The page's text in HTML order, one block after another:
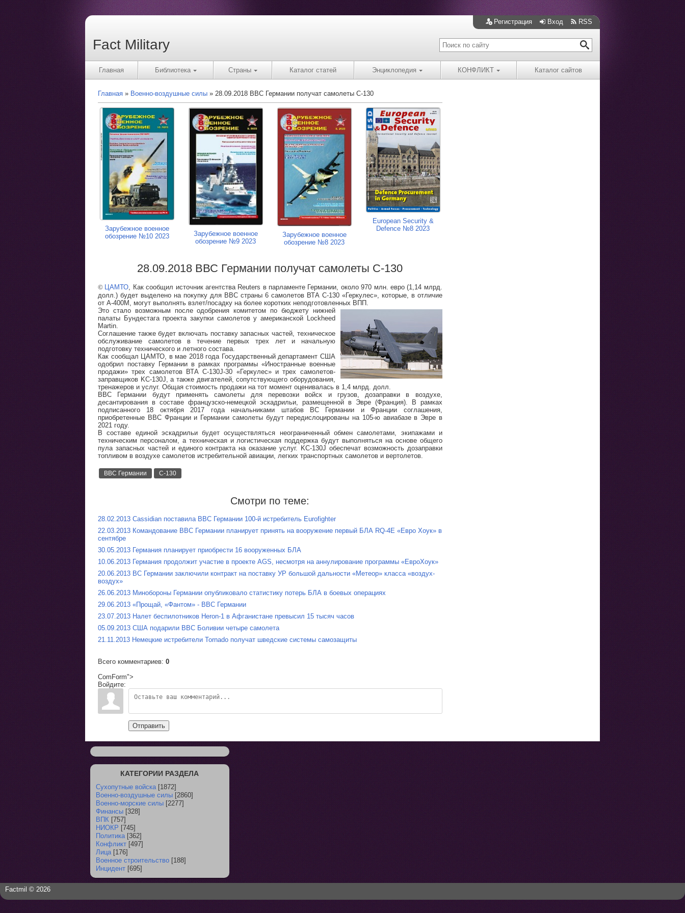
Регистрация Вход RSS
Fact Military
Главная Библиотека Страны Каталог статей Энциклопедия КОНФЛИКТ Каталог сайтов
Главная Военно-воздушные силы 28.09.2018 ВВС Германии получат самолеты C-130
Зарубежное военное
обозрение №10 2023
Зарубежное военное
обозрение №9 2023
Зарубежное военное
обозрение №8 2023
European Security &
Defence №8 2023
28.09.2018 ВВС Германии получат самолеты C-130
© ЦАМТО , Как сообщил источник агентства Reuters в парламенте Германии, около 970 млн. евро (1,14 млрд.
долл.) будет выделено на покупку для ВВС страны 6 самолетов ВТА C-130 «Геркулес», которые, в отличие
от A-400M, могут выполнять взлет/посадку на более коротких неподготовленных ВПП.
Это стало возможным после одобрения комитетом по бюджету нижней
палаты Бундестага проекта закупки самолетов у американской Lockheed
Martin.
Соглашение также будет включать поставку запасных частей, техническое
обслуживание самолетов в течение первых трех лет и начальную
подготовку технического и летного состава.
Как сообщал ЦАМТО, в мае 2018 года Государственный департамент США
одобрил поставку Германии в рамках программы «Иностранные военные
продажи» трех самолетов ВТА C-130J-30 «Геркулес» и трех самолетов-
заправщиков KC-130J, а также двигателей, сопутствующего оборудования,
тренажеров и услуг. Общая стоимость продажи на тот момент оценивалась в 1,4 млрд. долл.
ВВС Германии будут применять самолеты для перевозки войск и грузов, дозаправки в воздухе,
десантирования в составе французско-немецкой эскадрильи, размещенной в Эвре (Франция). В рамках
подписанного 18 октября 2017 года начальниками штабов ВС Германии и Франции соглашения,
приобретенные ВВС Франции и Германии самолеты будут передислоцированы на 105-ю авиабазе в Эвре в
2021 году.
В составе единой эскадрильи будет осуществляться неограниченный обмен самолетами, экипажами и
техническим персоналом, а техническая и логистическая поддержка будут выполняться на основе общего
пула запасных частей и единого контракта на оказание услуг. KC-130J обеспечат возможность дозаправки
топливом в воздухе самолетов истребительной авиации, легких транспортных самолетов и вертолетов.
ВВС Германии C-130
Смотри по теме:
28.02.2013 Cassidian поставила ВВС Германии 100-й истребитель Eurofighter
22.03.2013 Командование ВВС Германии планирует принять на вооружение первый БЛА RQ-4E «Евро Хоук» в
сентябре
30.05.2013 Германия планирует приобрести 16 вооруженных БЛА
10.06.2013 Германия продолжит участие в проекте AGS, несмотря на аннулирование программы «ЕвроХоук»
20.06.2013 ВС Германии заключили контракт на поставку УР большой дальности «Метеор» класса «воздух-
воздух»
26.06.2013 Минобороны Германии опубликовало статистику потерь БЛА в боевых операциях
29.06.2013 «Прощай, «Фантом» - ВВС Германии
23.07.2013 Налет беспилотников Heron-1 в Афганистане превысил 15 тысяч часов
05.09.2013 США подарили ВВС Боливии четыре самолета
21.11.2013 Немецкие истребители Tornado получат шведские системы самозащиты
Всего комментариев: 0
ComForm">
Войдите:
Отправить
КАТЕГОРИИ РАЗДЕЛА
Сухопутные войска [1872]
Военно-воздушные силы [2860]
Военно-морские силы [2277]
Финансы [328]
ВПК [757]
НИОКР [745]
Политика [362]
Конфликт [497]
Лица [176]
Военное строительство [188]
Инцидент [695]
Factmil © 2026